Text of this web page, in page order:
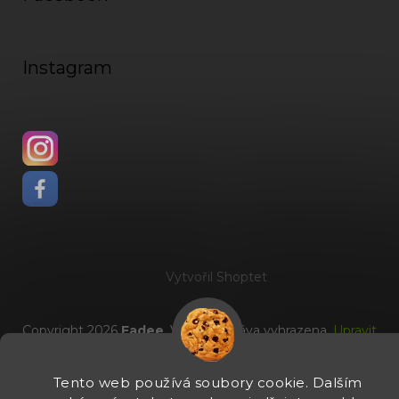
Tento web používá soubory cookie. Dalším
Instagram
Vytvořil Shoptet
Copyright 2026Fadee. Všechna práva vyhrazena.Upravit
nastavení cookies